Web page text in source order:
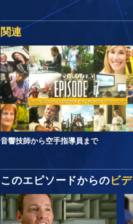
関連
音響技師から空手指導員まで
このエピソードからのビ